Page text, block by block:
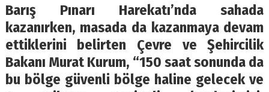
Barış Pınarı Harekatı’nda sahada
kazanırken, masada da kazanmaya devam
ettiklerini belirten Çevre ve Şehircilik
Bakanı Murat Kurum, “150 saat sonunda da
bu bölge güvenli bölge haline gelecek ve